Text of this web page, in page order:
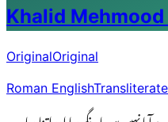
Khalid
OriginalOriginal
Roman English